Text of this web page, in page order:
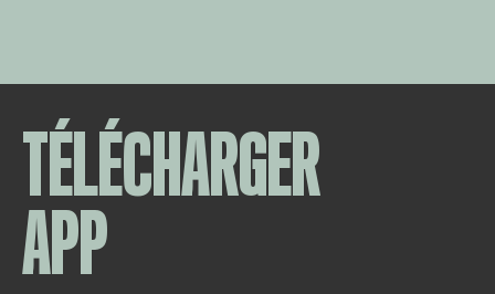
TÉLÉCHARGER
APP